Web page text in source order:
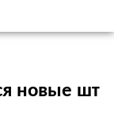
новые шт